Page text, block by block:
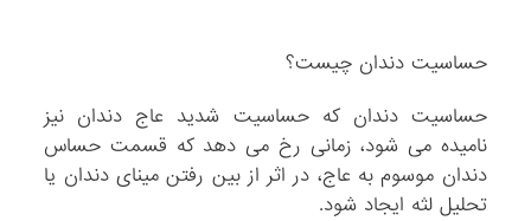
حساسیت دندان چیست؟
حساسیت دندان که حساسیت شدید عاج دندان نیز
نامیده می شود، زمانی رخ می دهد که قسمت حساس
دندان موسوم به عاج، در اثر از بین رفتن مینای دندان یا
تحلیل لثه ایجاد شود.